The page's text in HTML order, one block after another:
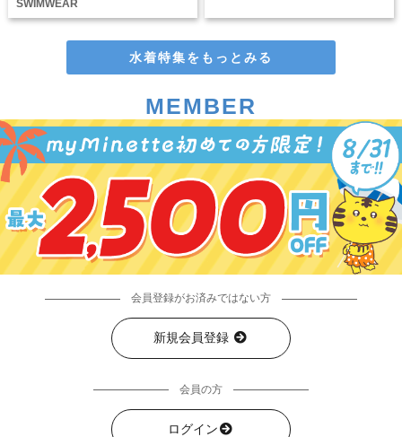
SWIMWEAR
水着特集をもっとみる
MEMBER
会員登録がお済みではない方
新規会員登録
会員の方
ログイン